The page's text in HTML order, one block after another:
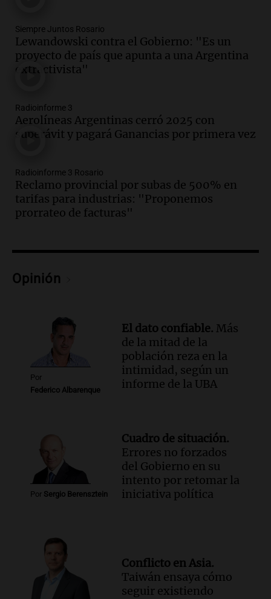
este miércoles
Noticias
Episodios
Audio.Donald Trump acusa a México de
Panorama Federal
Episodios
Audio.Oncativo presenta su 52ª Fiesta
variedad “ultra premium”
Juntos
Episodios
Audio.El reclamo del sector industrial
Episodios
condiciones de circulación
Panorama Federal
Audio.Uspallata enfrenta un temporal
de nieve que deja varados a 1500
camiones por más de 24 días
Exigen justicia por Débora:
"Lamentablemente nadie va a
devolvérnosla"
Siempre Juntos Rosario
Episodios
vivir en la casa familiar
Episodios
Siempre Juntos Rosario
Lewandowski contra el Gobierno: "Es un
proyecto de país que apunta a una Argentina
extractivista"
Radioinforme 3
Aerolíneas Argentinas cerró 2025 con
superávit y pagará Ganancias por primera vez
Radioinforme 3 Rosario
Reclamo provincial por subas de 500% en
tarifas para industrias: "Proponemos
prorrateo de facturas"
Opinión
Por
Federico Albarenque
El dato confiable. Más
de la mitad de la
población reza en la
intimidad, según un
informe de la UBA
Por Sergio Berensztein
Cuadro de situación.
Errores no forzados
del Gobierno en su
intento por retomar la
iniciativa política
Conflicto en Asia.
Taiwán ensaya cómo
seguir existiendo